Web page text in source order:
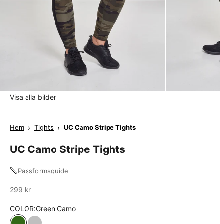
Visa alla bilder
Hem › Tights › UC Camo Stripe Tights
UC Camo Stripe Tights
Passformsguide
Sale
299 kr
COLOR:Green Camo